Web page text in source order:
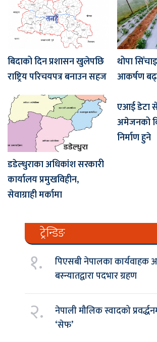
बिदाको दिन प्रशासन खुलेपछि
राष्ट्रिय परिचयपत्र बनाउन सहज
थोपा
आकर्षण
डडेल्धुराका अधिकांश सरकारी
कार्यालय प्रमुखविहीन,
सेवाग्राही मर्कामा
एआई डेटा
अमेजनको
निर्माण हुने
ट्रेन्डिङ
१.
पिएसबी नेपालका कार्यवाहक
बस्न्यातद्वारा पदभार ग्रहण
२.
नेपाली मौलिक स्वादको
‘सेफ’